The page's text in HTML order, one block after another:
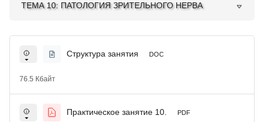
ТЕМА 10: ПАТОЛОГИЯ ЗРИТЕЛЬНОГО НЕРВА
Структура занятия DOC
76.5 Кбайт
Практическое занятие 10. PDF